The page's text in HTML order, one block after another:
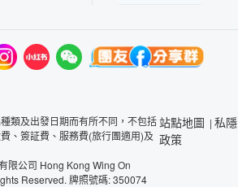
類及出發日期而有所不同，不包括
、簽証費、服務費(旅行團適用)及
限公司 Hong Kong Wing On
Reserved. 牌照號碼: 350074
站點地圖 | 私隱
政策